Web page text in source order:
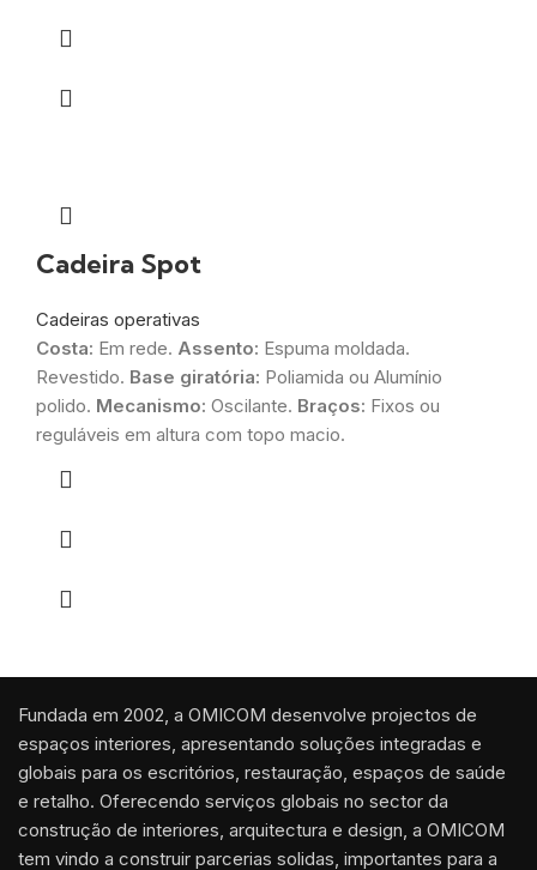
Cadeira Spot
Cadeiras operativas
Costa: Em rede. Assento: Espuma moldada.
Revestido. Base giratória: Poliamida ou Alumínio
polido. Mecanismo: Oscilante. Braços: Fixos ou
reguláveis em altura com topo macio.
Fundada em 2002, a OMICOM desenvolve projectos de
espaços interiores, apresentando soluções integradas e
globais para os escritórios, restauração, espaços de saúde
e retalho. Oferecendo serviços globais no sector da
construção de interiores, arquitectura e design, a OMICOM
tem vindo a construir parcerias solidas, importantes para a